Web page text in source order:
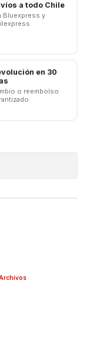
a todo Chile
Bluexpress y
en 30
o reembolso
Archivos